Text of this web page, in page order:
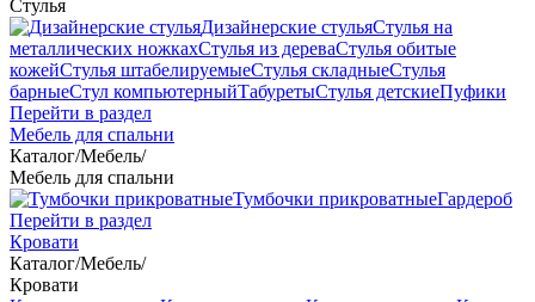
Стулья
Дизайнерские стульяСтулья на
металлических ножкахСтулья из дереваСтулья обитые
кожейСтулья штабелируемыеСтулья складныеСтулья
барныеСтул компьютерныйТабуретыСтулья детскиеПуфики
Перейти в раздел
Мебель для спальни
Каталог/Мебель/
Мебель для спальни
Тумбочки прикроватныеГардероб
Перейти в раздел
Кровати
Каталог/Мебель/
Кровати